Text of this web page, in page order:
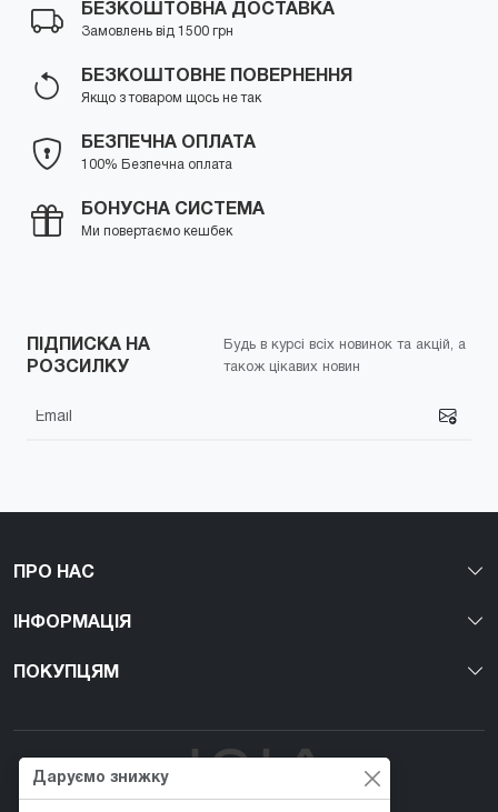
БЕЗКОШТОВНА ДОСТАВКА
Замовлень від 1500 грн
БЕЗКОШТОВНЕ ПОВЕРНЕННЯ
Якщо з товаром щось не так
БЕЗПЕЧНА ОПЛАТА
100% Безпечна оплата
БОНУСНА СИСТЕМА
Ми повертаємо кешбек
ПІДПИСКА НА
РОЗСИЛКУ
Будь в курсі всіх новинок та акцій, а
також цікавих новин
ПРО НАС
ІНФОРМАЦІЯ
ПОКУПЦЯМ
Даруємо знижку